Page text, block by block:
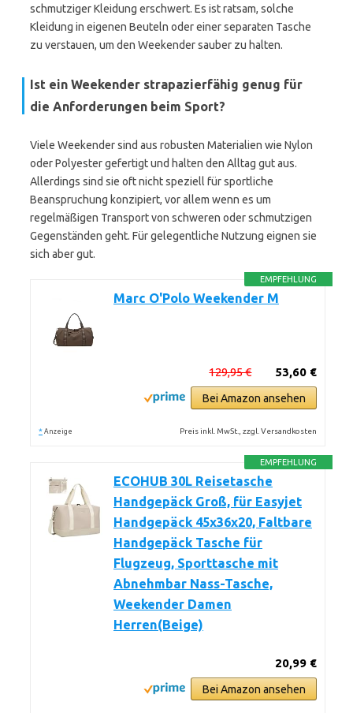
schmutziger Kleidung erschwert. Es ist ratsam, solche
Kleidung in eigenen Beuteln oder einer separaten Tasche
zu verstauen, um den Weekender sauber zu halten.
Ist ein Weekender strapazierfähig genug für
die Anforderungen beim Sport?
Viele Weekender sind aus robusten Materialien wie Nylon
oder Polyester gefertigt und halten den Alltag gut aus.
Allerdings sind sie oft nicht speziell für sportliche
Beanspruchung konzipiert, vor allem wenn es um
regelmäßigen Transport von schweren oder schmutzigen
Gegenständen geht. Für gelegentliche Nutzung eignen sie
sich aber gut.
EMPFEHLUNG
Marc O'Polo Weekender M
53,60 €
129,95 €
Bei Amazon ansehen
* Anzeige Preis inkl. MwSt., zzgl. Versandkosten
EMPFEHLUNG
ECOHUB 30L Reisetasche
Handgepäck Groß, für Easyjet
Handgepäck 45x36x20, Faltbare
Handgepäck Tasche für
Flugzeug, Sporttasche mit
Abnehmbar Nass-Tasche,
Weekender Damen
Herren(Beige)
20,99 €
Bei Amazon ansehen